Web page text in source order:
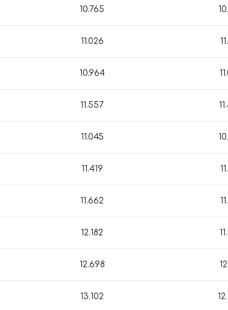
10.765
11.026
10.964
11.557
11.045
11.419
11.662
12.182
12.698
13.102